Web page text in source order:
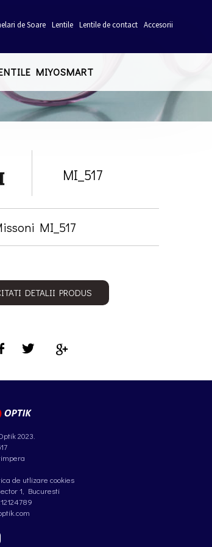
de Soare Lentile Lentile de contact Accesorii
MIYOSMART
MI_517
MI_517
DETALII PRODUS
2023.
de utlizare cookies
1, Bucuresti